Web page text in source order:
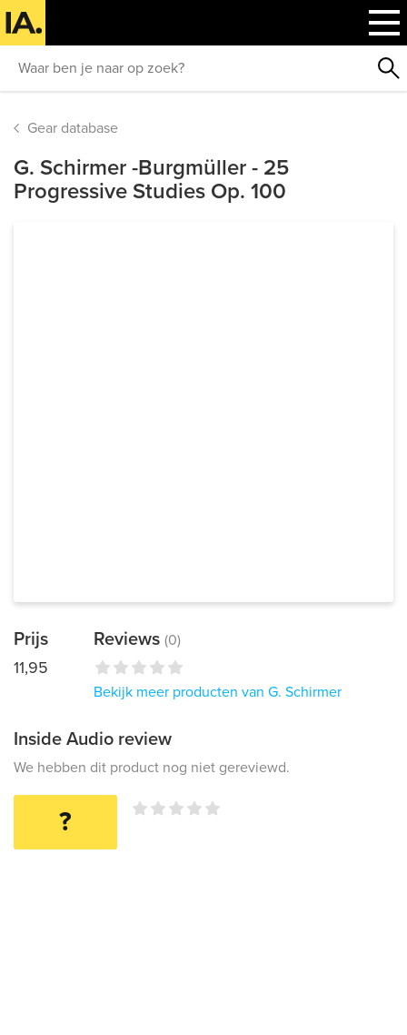
Gear database
G. Schirmer -Burgmüller - 25
Progressive Studies Op. 100
Prijs
11,95
Reviews (0)
Bekijk meer producten van G. Schirmer
Inside Audio review
We hebben dit product nog niet gereviewd.
?